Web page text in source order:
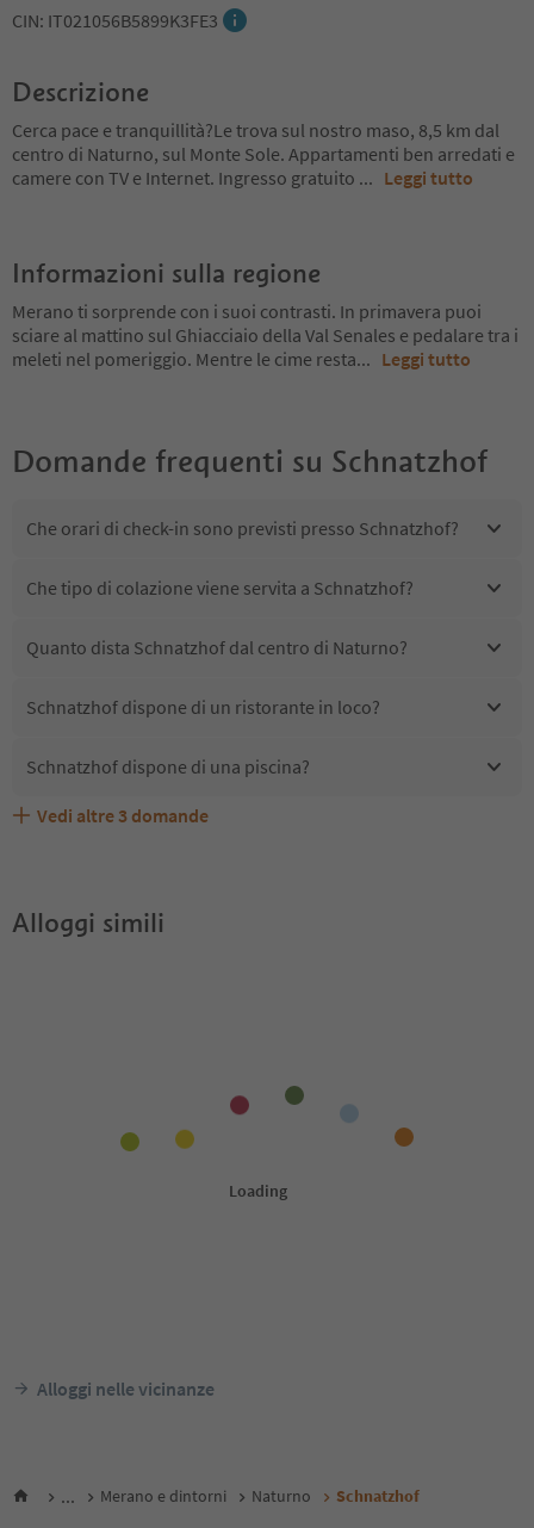
CIN: IT021056B5899K3FE3
Descrizione
Cerca pace e tranquillità?Le trova sul nostro maso, 8,5 km dal
centro di Naturno, sul Monte Sole. Appartamenti ben arredati e
camere con TV e Internet. Ingresso gratuito ... Leggi tutto
Informazioni sulla regione
Merano ti sorprende con i suoi contrasti. In primavera puoi
sciare al mattino sul Ghiacciaio della Val Senales e pedalare tra i
meleti nel pomeriggio. Mentre le cime resta... Leggi tutto
Domande frequenti su Schnatzhof
Che orari di check-in sono previsti presso Schnatzhof?
Che tipo di colazione viene servita a Schnatzhof?
Quanto dista Schnatzhof dal centro di Naturno?
Schnatzhof dispone di un ristorante in loco?
Schnatzhof dispone di una piscina?
Schnatzhof accetta animali domestici?
Quali servizi/attività sono disponibili presso
Gli ospiti di Schnatzhof ricevono l'Alto Adige Guest Pass?
Vedi altre 3 domande
Alloggi simili
Alloggi nelle vicinanze
... Merano e dintorni Naturno Schnatzhof